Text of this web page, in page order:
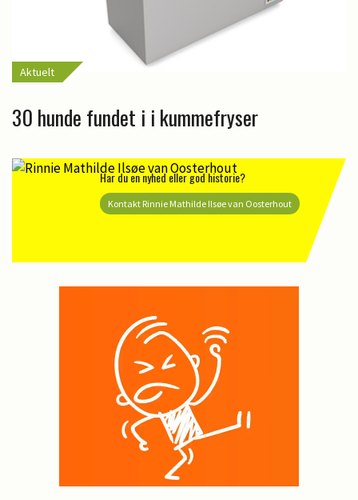
Aktuelt
30 hunde fundet i i kummefryser
Har du en nyhed eller god historie?
Kontakt Rinnie Mathilde Ilsøe van Oosterhout